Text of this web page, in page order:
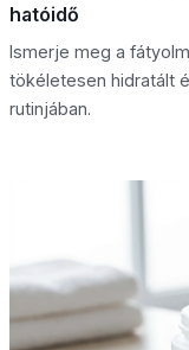
hatóidő
Ismerje meg a
tökéletesen hidratált
rutinjában.